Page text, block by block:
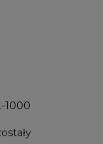
1000